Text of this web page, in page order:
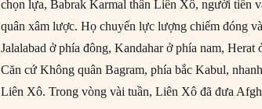
chọn lựa, Babrak Karmal thân Liên Xô, người tiến
quân xâm lược. Họ chuyển lực lượng chiếm đóng
Jalalabad ở phía đông, Kandahar ở phía nam,
Căn cứ Không quân Bagram, phía bắc Kabul,
Liên Xô. Trong vòng vài tuần, Liên Xô đã đưa